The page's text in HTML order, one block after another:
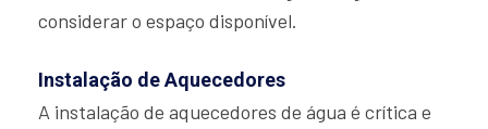
considerar o espaço disponível.
Instalação de Aquecedores
A instalação de aquecedores de água é crítica e